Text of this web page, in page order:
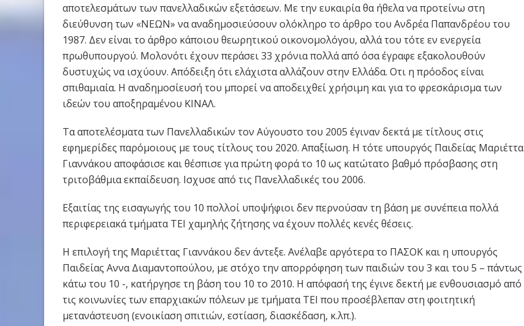
αποτελεσμάτων των πανελλαδικών εξετάσεων. Με την ευκαιρία θα ήθελα να προτείνω στη
διεύθυνση των «ΝΕΩΝ» να αναδημοσιεύσουν ολόκληρο το άρθρο του Ανδρέα Παπανδρέου του
1987. Δεν είναι το άρθρο κάποιου θεωρητικού οικονομολόγου, αλλά του τότε εν ενεργεία
πρωθυπουργού. Μολονότι έχουν περάσει 33 χρόνια πολλά από όσα έγραφε εξακολουθούν
δυστυχώς να ισχύουν. Απόδειξη ότι ελάχιστα αλλάζουν στην Ελλάδα. Οτι η πρόοδος είναι
σπιθαμιαία. Η αναδημοσίευσή του μπορεί να αποδειχθεί χρήσιμη και για το φρεσκάρισμα των
ιδεών του αποξηραμένου ΚΙΝΑΛ.
Τα αποτελέσματα των Πανελλαδικών τον Αύγουστο του 2005 έγιναν δεκτά με τίτλους στις
εφημερίδες παρόμοιους με τους τίτλους του 2020. Απαξίωση. Η τότε υπουργός Παιδείας Μαριέττα
Γιαννάκου αποφάσισε και θέσπισε για πρώτη φορά το 10 ως κατώτατο βαθμό πρόσβασης στη
τριτοβάθμια εκπαίδευση. Ισχυσε από τις Πανελλαδικές του 2006.
Εξαιτίας της εισαγωγής του 10 πολλοί υποψήφιοι δεν περνούσαν τη βάση με συνέπεια πολλά
περιφερειακά τμήματα ΤΕΙ χαμηλής ζήτησης να έχουν πολλές κενές θέσεις.
Η επιλογή της Μαριέττας Γιαννάκου δεν άντεξε. Ανέλαβε αργότερα το ΠΑΣΟΚ και η υπουργός
Παιδείας Αννα Διαμαντοπούλου, με στόχο την απορρόφηση των παιδιών του 3 και του 5 – πάντως
κάτω του 10 -, κατήργησε τη βάση του 10 το 2010. Η απόφασή της έγινε δεκτή με ενθουσιασμό από
τις κοινωνίες των επαρχιακών πόλεων με τμήματα ΤΕΙ που προσέβλεπαν στη φοιτητική
μετανάστευση (ενοικίαση σπιτιών, εστίαση, διασκέδαση, κ.λπ.).